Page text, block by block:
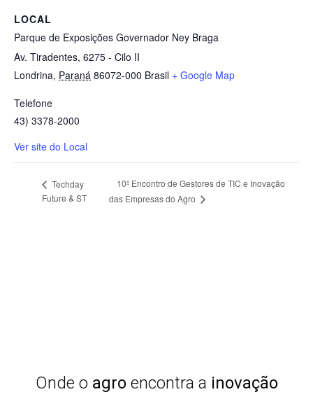
LOCAL
Parque de Exposições Governador Ney Braga
Av. Tiradentes, 6275 - Cilo II
Londrina, Paraná 86072-000 Brasil + Google Map
Telefone
43) 3378-2000
Ver site do Local
Techday
Future & ST
10º Encontro de Gestores de TIC e Inovação
das Empresas do Agro
Onde o agroencontra a inovação